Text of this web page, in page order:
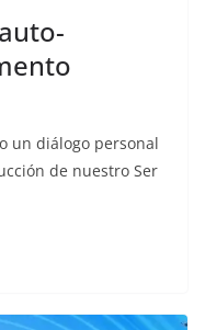
un diálogo personal
de nuestro Ser